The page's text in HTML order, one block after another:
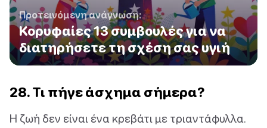
Προτεινόμενη ανάγνωση:
Κορυφαίες 13 συμβουλές για να
διατηρήσετε τη σχέση σας υγιή
28. Τι πήγε άσχημα σήμερα?
Η ζωή δεν είναι ένα κρεβάτι με τριαντάφυλλα.